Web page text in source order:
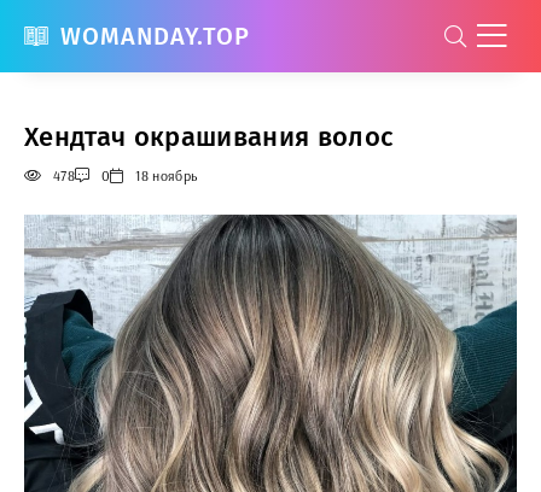
WOMANDAY.TOP
Хендтач окрашивания волос
478 0 18 ноябрь